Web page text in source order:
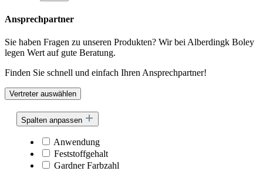
Ansprechpartner
Sie haben Fragen zu unseren Produkten? Wir bei Alberdingk Boley
legen Wert auf gute Beratung.
Finden Sie schnell und einfach Ihren Ansprechpartner!
Vertreter auswählen
Spalten anpassen
Anwendung
Feststoffgehalt
Gardner Farbzahl